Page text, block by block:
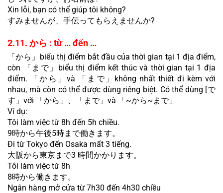
Xin lỗi, bạn có thể giúp tôi không?
すみませんが、手伝ってもらえませんか?
2.11. から : từ … đến …
「から」biểu thị điểm bắt đầu của thời gian tại 1 địa điểm,
còn 「まで」biểu thị điểm kết thúc và thời gian tại 1 địa
điểm. 「から」và 「まで」không nhất thiết đi kèm với
nhau, mà còn có thể được dùng riêng biệt. Có thể dùng [で
す」với 「から」、「まで」và 「~から~まで」
Ví dụ:
Tôi làm việc từ 8h đến 5h chiều.
9時から午後5時まで働きます。
Đi từ Tokyo đến Osaka mất 3 tiếng.
大阪から東京まで3 時間かかります。
Tôi làm việc từ 8h
8時から働きます。
Ngân hàng mở cửa từ 7h30 đến 4h30 chiều